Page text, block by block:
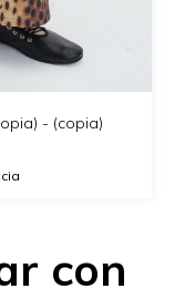
- (copia)
con